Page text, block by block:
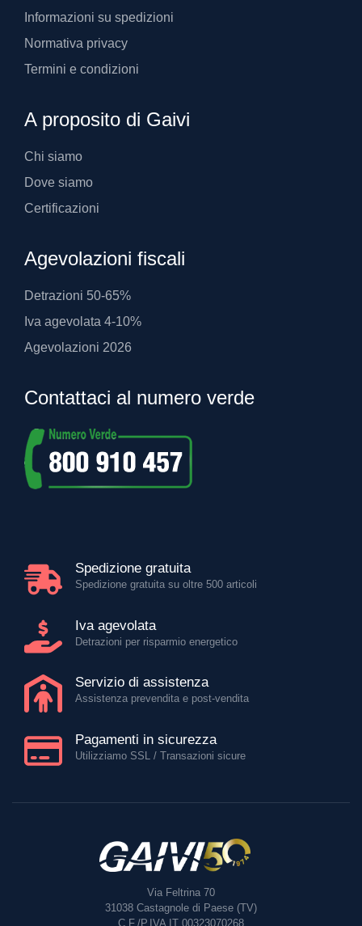
Informazioni su spedizioni
Normativa privacy
Termini e condizioni
A proposito di Gaivi
Chi siamo
Dove siamo
Certificazioni
Agevolazioni fiscali
Detrazioni 50-65%
Iva agevolata 4-10%
Agevolazioni 2026
Contattaci al numero verde
Spedizione gratuita
Spedizione gratuita su oltre 500 articoli
Iva agevolata
Detrazioni per risparmio energetico
Servizio di assistenza
Assistenza prevendita e post-vendita
Pagamenti in sicurezza
Utilizziamo SSL / Transazioni sicure
Via Feltrina 70
31038 Castagnole di Paese (TV)
C.F./P.IVA IT 00323070268